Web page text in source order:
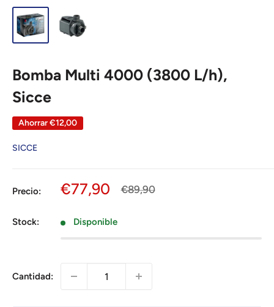
Bomba Multi 4000 (3800 L/h),
Sicce
Ahorrar€12,00
SICCE
Precio:
Precio
venta
€77,90
Precio
€89,90
Stock: Disponible
Cantidad: